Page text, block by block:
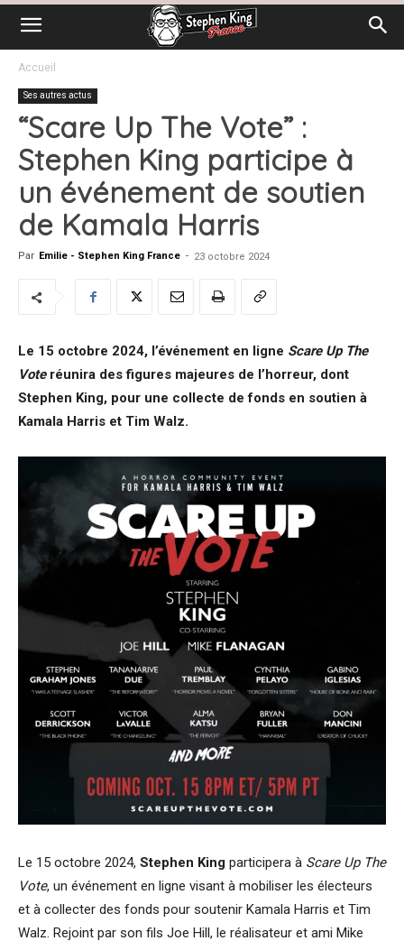
Accueil
Ses autres actus
“Scare Up The Vote” :
Stephen King participe à
un événement de soutien
de Kamala Harris
Par Emilie - Stephen King France - 23 octobre 2024
Le 15 octobre 2024, l’événement en ligne Scare Up The
Voteréunira des figures majeures de l’horreur, dont
Stephen King, pour une collecte de fonds en soutien à
Kamala Harris et Tim Walz.
Le 15 octobre 2024, Stephen King participera à Scare Up The
Vote, un événement en ligne visant à mobiliser les électeurs
et à collecter des fonds pour soutenir Kamala Harris et Tim
Walz. Rejoint par son fils Joe Hill, le réalisateur et ami Mike